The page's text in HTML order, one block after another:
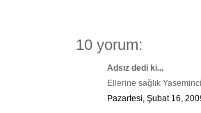
10 yorum:
Adsız dedi ki...
Ellerine sağlık
Pazartesi, Şubat 16,